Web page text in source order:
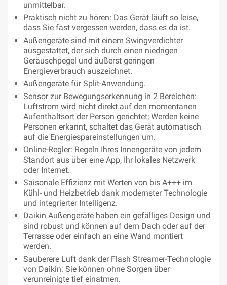
unmittelbar.
Praktisch nicht zu hören: Das Gerät läuft so leise,
dass Sie fast vergessen werden, dass es da ist.
Außengeräte sind mit einem Swingverdichter
ausgestattet, der sich durch einen niedrigen
Geräuschpegel und äußerst geringen
Energieverbrauch auszeichnet.
Außengeräte für Split-Anwendung.
Sensor zur Bewegungserkennung in 2 Bereichen:
Luftstrom wird nicht direkt auf den momentanen
Aufenthaltsort der Person gerichtet; Werden keine
Personen erkannt, schaltet das Gerät automatisch
auf die Energiespareinstellungen um.
Online-Regler: Regeln Ihres Innengeräte von jedem
Standort aus über eine App, Ihr lokales Netzwerk
oder Internet.
Saisonale Effizienz mit Werten von bis A+++ im
Kühl- und Heizbetrieb dank modernster Technologie
und integrierter Intelligenz.
Daikin Außengeräte haben ein gefälliges Design und
sind robust und können auf dem Dach oder auf der
Terrasse oder einfach an eine Wand montiert
werden.
Sauberere Luft dank der Flash Streamer-Technologie
von Daikin: Sie können ohne Sorgen über
verunreinigte tief einatmen.